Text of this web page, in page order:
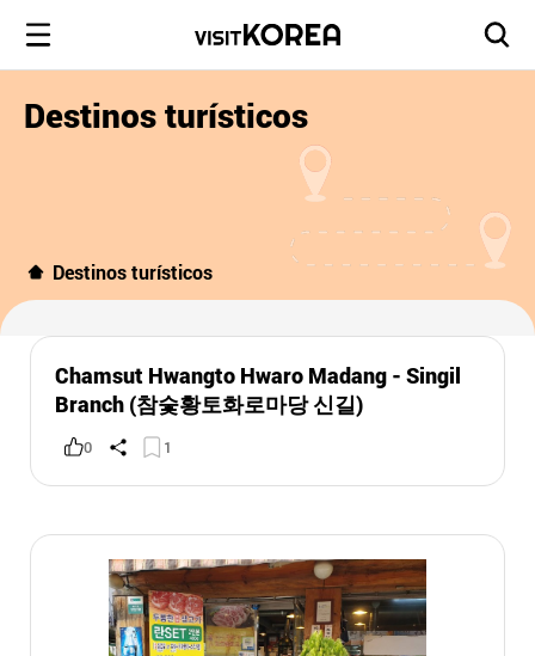
Destinos turísticos
Destinos turísticos
Chamsut Hwangto Hwaro Madang - Singil
Branch (참숯황토화로마당 신길)
0 1